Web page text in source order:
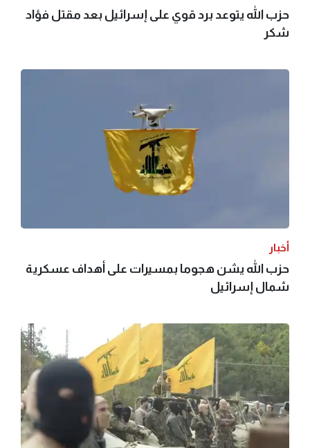
حزب الله يتوعد برد قوي على إسرائيل بعد مقتل فؤاد
شكر
أخبار
حزب الله يشن هجوما بمسيرات على أهداف عسكرية
شمال إسرائيل